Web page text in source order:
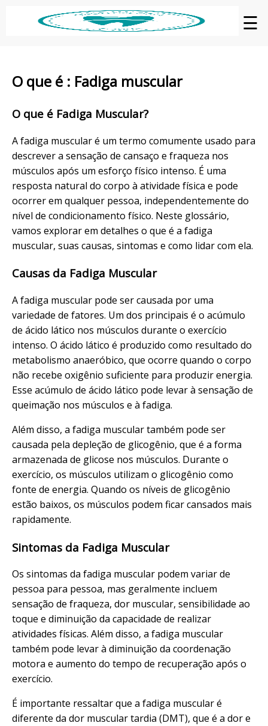
☰
O que é : Fadiga muscular
O que é Fadiga Muscular?
A fadiga muscular é um termo comumente usado para
descrever a sensação de cansaço e fraqueza nos
músculos após um esforço físico intenso. É uma
resposta natural do corpo à atividade física e pode
ocorrer em qualquer pessoa, independentemente do
nível de condicionamento físico. Neste glossário,
vamos explorar em detalhes o que é a fadiga
muscular, suas causas, sintomas e como lidar com ela.
Causas da Fadiga Muscular
A fadiga muscular pode ser causada por uma
variedade de fatores. Um dos principais é o acúmulo
de ácido lático nos músculos durante o exercício
intenso. O ácido lático é produzido como resultado do
metabolismo anaeróbico, que ocorre quando o corpo
não recebe oxigênio suficiente para produzir energia.
Esse acúmulo de ácido lático pode levar à sensação de
queimação nos músculos e à fadiga.
Além disso, a fadiga muscular também pode ser
causada pela depleção de glicogênio, que é a forma
armazenada de glicose nos músculos. Durante o
exercício, os músculos utilizam o glicogênio como
fonte de energia. Quando os níveis de glicogênio
estão baixos, os músculos podem ficar cansados mais
rapidamente.
Sintomas da Fadiga Muscular
Os sintomas da fadiga muscular podem variar de
pessoa para pessoa, mas geralmente incluem
sensação de fraqueza, dor muscular, sensibilidade ao
toque e diminuição da capacidade de realizar
atividades físicas. Além disso, a fadiga muscular
também pode levar à diminuição da coordenação
motora e aumento do tempo de recuperação após o
exercício.
É importante ressaltar que a fadiga muscular é
diferente da dor muscular tardia (DMT), que é a dor e